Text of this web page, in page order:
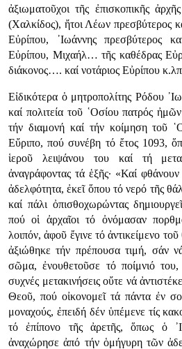
ἀξιωματοῦχοι τῆς ἐπισκοπικῆς
(Χαλκίδος), ἤτοι Λέων πρεσβύτερος
Εὐρίπου, ᾿Ιωάννης πρεσβύτερος
Εὐρίπου, Μιχαήλ… τῆς καθέδρας
διάκονος…. καί νοτάριος Εὐρίπου
Εἰδικότερα ὁ μητροπολίτης Ρόδου
καί πολιτεία τοῦ ῾Οσίου πατρός
τήν διαμονή καί τήν κοίμηση τοῦ
Εὔριπο, πού συνέβη τό ἔτος 1093,
ἱεροῦ λειψάνου του καί τή
ἀναγράφοντας τά ἑξῆς· «Καί
ἀδελφότητα, ἐκεῖ ὅπου τό νερό τῆς
καί πάλι ὀπισθοχωρώντας
πού οἱ ἀρχαῖοι τό ὀνόμασαν
λοιπόν, ἀφοῦ ἔγινε τό ἀντικείμενο
ἀξιώθηκε τήν πρέπουσα τιμή, σάν
σῶμα, ἐνουθετοῦσε τό ποίμνιό
συχνές μετακινήσεις οὔτε νά
Θεοῦ, πού οἰκονομεῖ τά πάντα ἐν
μοναχούς, ἐπειδή δέν ὑπέμενε τίς
τό ἐπίπονο τῆς ἀρετῆς, ὅπως ὁ
ἀναχώρησε ἀπό τήν ὁμήγυρη τῶν